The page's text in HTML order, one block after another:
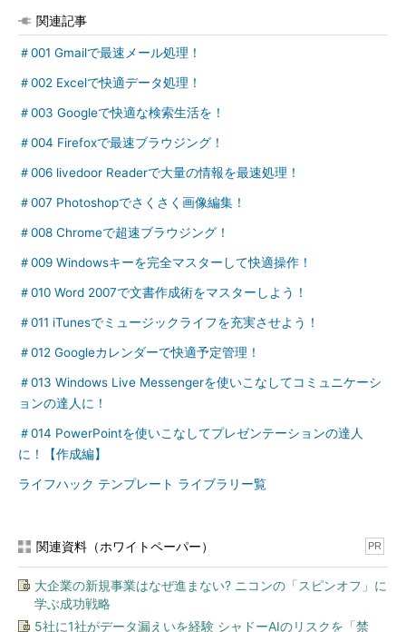
関連記事
＃001 Gmailで最速メール処理！
＃002 Excelで快適データ処理！
＃003 Googleで快適な検索生活を！
＃004 Firefoxで最速ブラウジング！
＃006 livedoor Readerで大量の情報を最速処理！
＃007 Photoshopでさくさく画像編集！
＃008 Chromeで超速ブラウジング！
＃009 Windowsキーを完全マスターして快適操作！
＃010 Word 2007で文書作成術をマスターしよう！
＃011 iTunesでミュージックライフを充実させよう！
＃012 Googleカレンダーで快適予定管理！
＃013 Windows Live Messengerを使いこなしてコミュニケーシ
ョンの達人に！
＃014 PowerPointを使いこなしてプレゼンテーションの達人
に！【作成編】
ライフハック テンプレート ライブラリー覧
関連資料（ホワイトペーパー） PR
大企業の新規事業はなぜ進まない? ニコンの「スピンオフ」に
学ぶ成功戦略
5社に1社がデータ漏えいを経験 シャドーAIのリスクを「禁